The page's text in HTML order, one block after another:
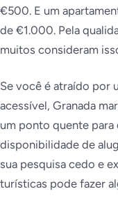
€500. E um
de €1.000. Pela
muitos consideram
Se você é atraído por
acessível, Granada
um ponto quente
disponibilidade de
sua pesquisa cedo e
turísticas pode fazer